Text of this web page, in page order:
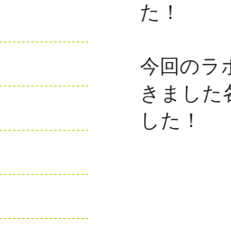
た！
今回のラ
きました
した！